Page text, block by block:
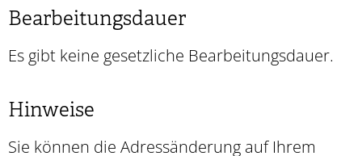
Bearbeitungsdauer
Es gibt keine gesetzliche Bearbeitungsdauer.
Hinweise
Sie können die Adressänderung auf Ihrem